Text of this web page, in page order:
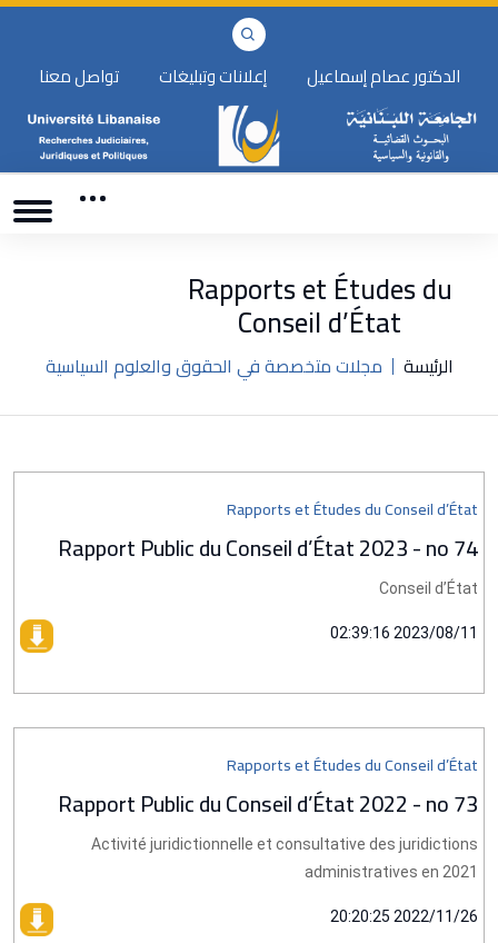
الدكتور عصام إسماعيل إعلانات وتبليغات تواصل معنا
Rapports et Études du
Conseil d’État
الرئيسة مجلات متخصصة في الحقوق والعلوم السياسية
Rapports et Études du Conseil d’État
Rapport Public du Conseil d’État 2023 - no 74
Conseil d’État
2023/08/11 02:39:16
Rapports et Études du Conseil d’État
Rapport Public du Conseil d’État 2022 - no 73
Activité juridictionnelle et consultative des juridictions
administratives en 2021
2022/11/26 20:20:25